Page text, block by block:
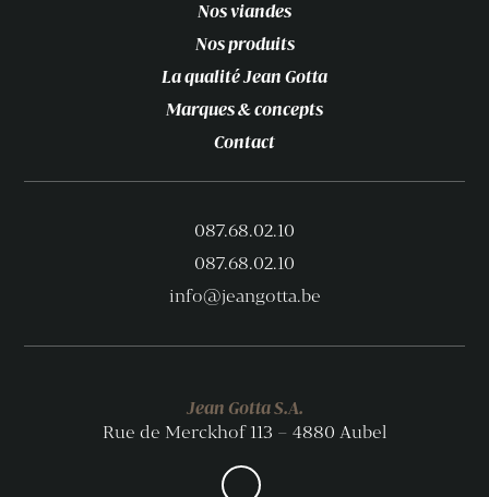
Nos viandes
Nos produits
La qualité Jean Gotta
Marques & concepts
Contact
087.68.02.10
087.68.02.10
info@jeangotta.be
Jean Gotta S.A.
Rue de Merckhof 113 – 4880 Aubel